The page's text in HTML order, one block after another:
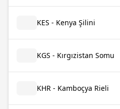
KES - Kenya Şilini
KGS - Kırgızistan Somu
KHR - Kamboçya Rieli